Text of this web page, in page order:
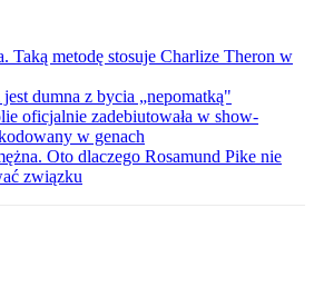
Taką metodę stosuje Charlize Theron w
dumna z bycia „nepomatką"
oficjalnie zadebiutowała w show-
w genach
Oto dlaczego Rosamund Pike nie
związku